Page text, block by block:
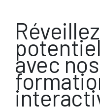
avec nos